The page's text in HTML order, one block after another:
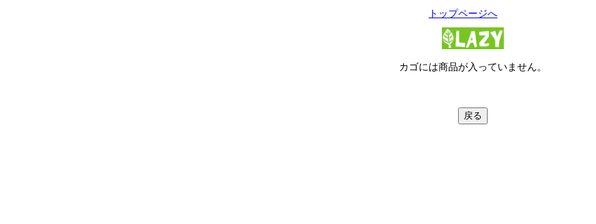
トップページへ
カゴには商品が入っていません。